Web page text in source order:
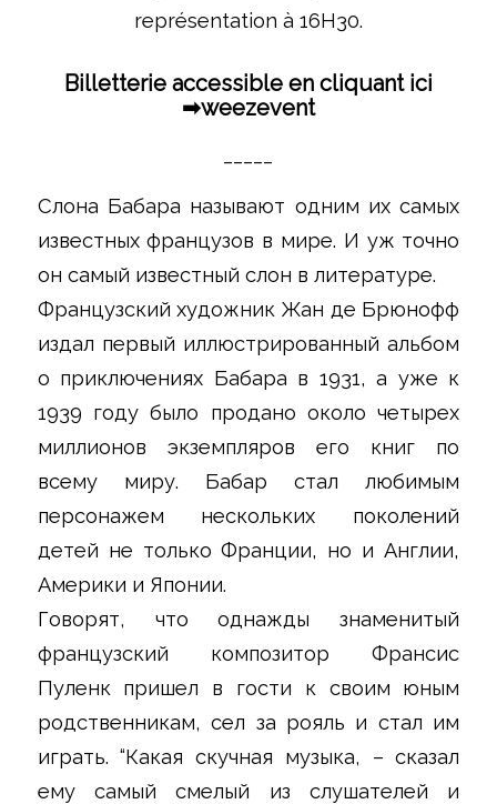
représentation à 16H30.
Billetterie accessible en cliquant ici
➡weezevent
Слона Бабара называют одним их самых
известных французов в мире. И уж точно
он самый известный слон в литературе.
Французский художник Жан де Брюнофф
издал первый иллюстрированный альбом
о приключениях Бабара в 1931, а уже к
1939 году было продано около четырех
миллионов экземпляров его книг по
всему миру. Бабар стал любимым
персонажем нескольких поколений
детей не только Франции, но и Англии,
Америки и Японии.
Говорят, что однажды знаменитый
французский композитор Франсис
Пуленк пришел в гости к своим юным
родственникам, сел за рояль и стал им
играть. “Какая скучная музыка, – сказал
ему самый смелый из слушателей и